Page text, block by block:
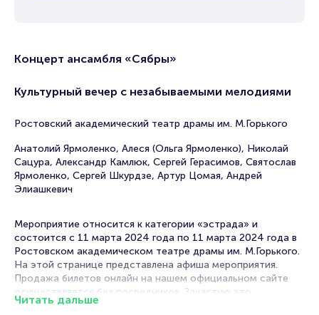
Концерт ансамбля «Сябры»
Культурный вечер с незабываемыми мелодиями
Ростовский академический театр драмы им. М.Горького
Анатолий Ярмоленко, Алеся (Ольга Ярмоленко), Николай
Сацура, Александр Камлюк, Сергей Герасимов, Святослав
Ярмоленко, Сергей Шкурдзе, Артур Цомая, Андрей
Элиашкевич
Мероприятие относится к категории «эстрада» и
состоится с 11 марта 2024 года по 11 марта 2024 года в
Ростовском академическом театре драмы им. М.Горького.
На этой странице представлена афиша мероприятия.
Продажа билетов онлайн на нашем официальном сайте
осуществляется без посредников. Зачастую это
единственная возможность достать билет на концерт.
Читать дальше